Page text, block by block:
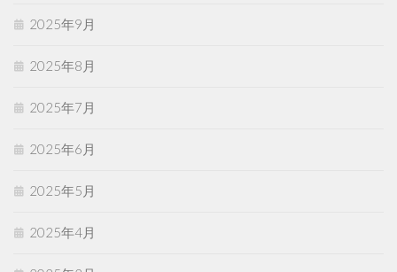
2025年9月
2025年8月
2025年7月
2025年6月
2025年5月
2025年4月